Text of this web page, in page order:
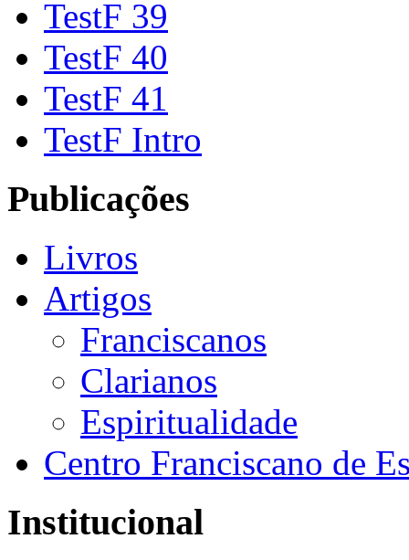
TestF 39
TestF 40
TestF 41
TestF Intro
Publicações
Livros
Artigos
Franciscanos
Clarianos
Espiritualidade
Centro Franciscano de
Institucional